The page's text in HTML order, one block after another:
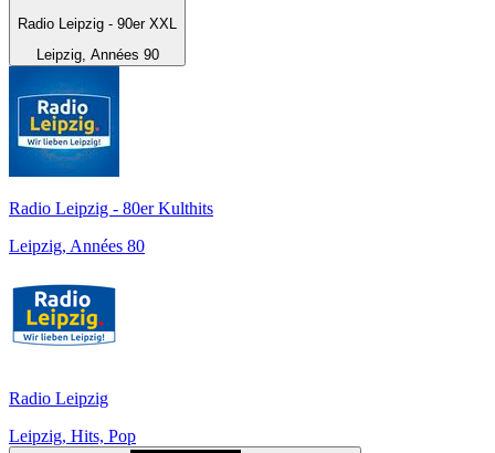
Radio Leipzig - 90er XXL
Leipzig, Années 90
Radio Leipzig - 80er Kulthits
Leipzig, Années 80
Radio Leipzig
Leipzig, Hits, Pop